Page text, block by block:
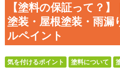
【塗料の保証って？
塗装・屋根塗装・雨
ルペイント
気を付けるポイント 塗料について